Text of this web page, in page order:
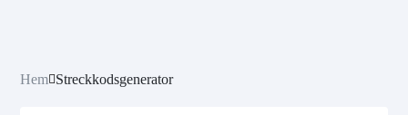
Hem Streckkodsgenerator